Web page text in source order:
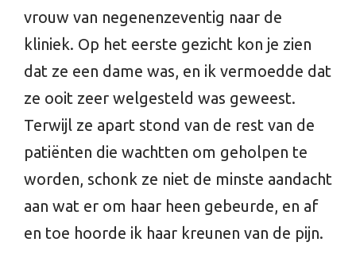
vrouw van negenenzeventig naar de
kliniek. Op het eerste gezicht kon je zien
dat ze een dame was, en ik vermoedde dat
ze ooit zeer welgesteld was geweest.
Terwijl ze apart stond van de rest van de
patiënten die wachtten om geholpen te
worden, schonk ze niet de minste aandacht
aan wat er om haar heen gebeurde, en af
en toe hoorde ik haar kreunen van de pijn.